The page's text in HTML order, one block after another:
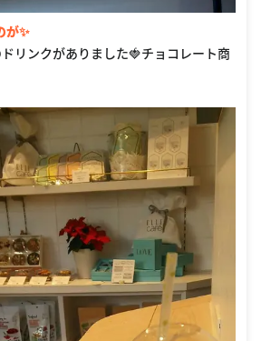
が✨
リンクがありました🍓チョコレート商